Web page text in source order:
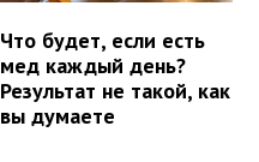
Что будет, если есть
мед каждый день?
Результат не такой, как
вы думаете